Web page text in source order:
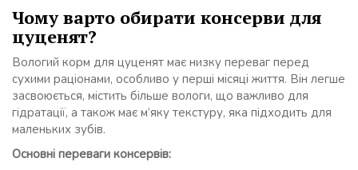
Чому варто обирати консерви для
цуценят?
Вологий корм для цуценят має низку переваг перед
сухими раціонами, особливо у перші місяці життя. Він легше
засвоюється, містить більше вологи, що важливо для
гідратації, а також має м’яку текстуру, яка підходить для
маленьких зубів.
Основні переваги консервів: